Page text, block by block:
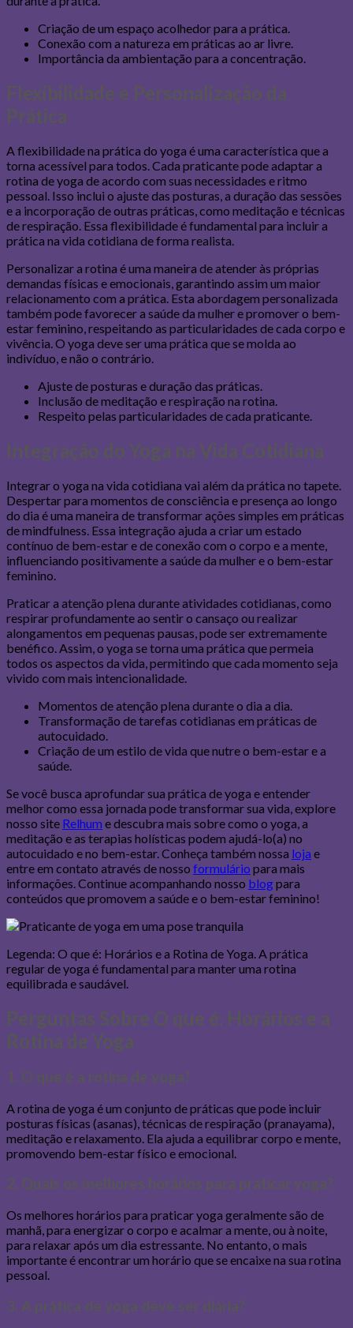
Criação de um espaço acolhedor para a prática.
Conexão com a natureza em práticas ao ar livre.
Importância da ambientação para a concentração.
Flexibilidade e Personalização da
Prática
A flexibilidade na prática do yoga é uma característica que a
torna acessível para todos. Cada praticante pode adaptar a
rotina de yoga de acordo com suas necessidades e ritmo
pessoal. Isso inclui o ajuste das posturas, a duração das sessões
e a incorporação de outras práticas, como meditação e técnicas
de respiração. Essa flexibilidade é fundamental para incluir a
prática na vida cotidiana de forma realista.
Personalizar a rotina é uma maneira de atender às próprias
demandas físicas e emocionais, garantindo assim um maior
relacionamento com a prática. Esta abordagem personalizada
também pode favorecer a saúde da mulher e promover o bem-
estar feminino, respeitando as particularidades de cada corpo e
vivência. O yoga deve ser uma prática que se molda ao
indivíduo, e não o contrário.
Ajuste de posturas e duração das práticas.
Inclusão de meditação e respiração na rotina.
Respeito pelas particularidades de cada praticante.
Integração do Yoga na Vida Cotidiana
Integrar o yoga na vida cotidiana vai além da prática no tapete.
Despertar para momentos de consciência e presença ao longo
do dia é uma maneira de transformar ações simples em práticas
de mindfulness. Essa integração ajuda a criar um estado
contínuo de bem-estar e de conexão com o corpo e a mente,
influenciando positivamente a saúde da mulher e o bem-estar
feminino.
Praticar a atenção plena durante atividades cotidianas, como
respirar profundamente ao sentir o cansaço ou realizar
alongamentos em pequenas pausas, pode ser extremamente
benéfico. Assim, o yoga se torna uma prática que permeia
todos os aspectos da vida, permitindo que cada momento seja
vivido com mais intencionalidade.
Momentos de atenção plena durante o dia a dia.
Transformação de tarefas cotidianas em práticas de
autocuidado.
Criação de um estilo de vida que nutre o bem-estar e a
saúde.
Se você busca aprofundar sua prática de yoga e entender
melhor como essa jornada pode transformar sua vida, explore
nosso site Relhum e descubra mais sobre como o yoga, a
meditação e as terapias holísticas podem ajudá-lo(a) no
autocuidado e no bem-estar. Conheça também nossa loja e
entre em contato através de nosso formulário para mais
informações. Continue acompanhando nosso blogpara
conteúdos que promovem a saúde e o bem-estar feminino!
Legenda: O que é: Horários e a Rotina de Yoga. A prática
regular de yoga é fundamental para manter uma rotina
equilibrada e saudável.
Perguntas Sobre O que é: Horários e a
Rotina de Yoga
1. O que é a rotina de yoga?
A rotina de yoga é um conjunto de práticas que pode incluir
posturas físicas (asanas), técnicas de respiração (pranayama),
meditação e relaxamento. Ela ajuda a equilibrar corpo e mente,
promovendo bem-estar físico e emocional.
2. Quais os melhores horários para praticar yoga?
Os melhores horários para praticar yoga geralmente são de
manhã, para energizar o corpo e acalmar a mente, ou à noite,
para relaxar após um dia estressante. No entanto, o mais
importante é encontrar um horário que se encaixe na sua rotina
pessoal.
3. A prática de yoga deve ser diária?